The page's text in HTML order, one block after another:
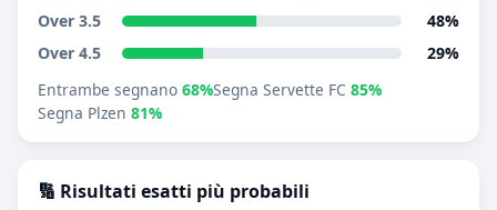
Over 3.5
48%
Over 4.5
29%
Entrambe segnano 68%Segna Servette FC 85%
Segna Plzen 81%
🔢 Risultati esatti più probabili